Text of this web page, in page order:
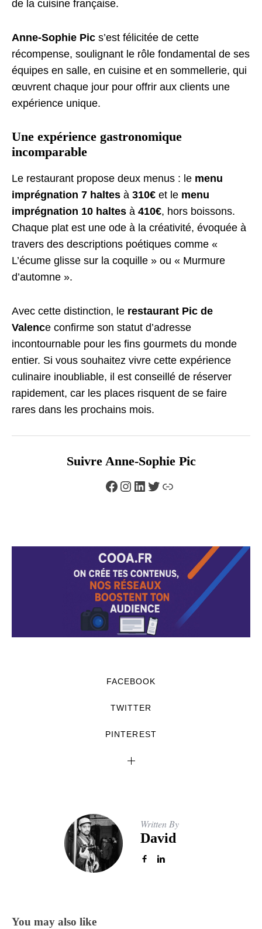
de la cuisine française.
Anne-Sophie Pic s’est félicitée de cette
récompense, soulignant le rôle fondamental de ses
équipes en salle, en cuisine et en sommellerie, qui
œuvrent chaque jour pour offrir aux clients une
expérience unique.
Une expérience gastronomique
incomparable
Le restaurant propose deux menus : le menu
imprégnation 7 haltes à310€ et le menu
imprégnation 10 haltes à410€, hors boissons.
Chaque plat est une ode à la créativité, évoquée à
travers des descriptions poétiques comme «
L’écume glisse sur la coquille » ou « Murmure
d’automne ».
Avec cette distinction, le restaurant Pic de
Valence confirme son statut d’adresse
incontournable pour les fins gourmets du monde
entier. Si vous souhaitez vivre cette expérience
culinaire inoubliable, il est conseillé de réserver
rapidement, car les places risquent de se faire
rares dans les prochains mois.
Suivre Anne-Sophie Pic
FACEBOOK
TWITTER
PINTEREST
Written By
David
You may also like